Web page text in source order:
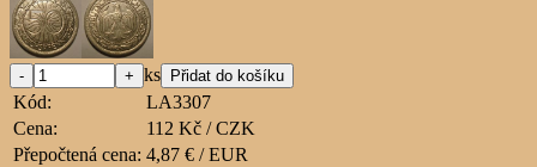
ks
Kód:
LA3307
Cena:
112 Kč / CZK
Přepočtená cena: 4,87 € / EUR